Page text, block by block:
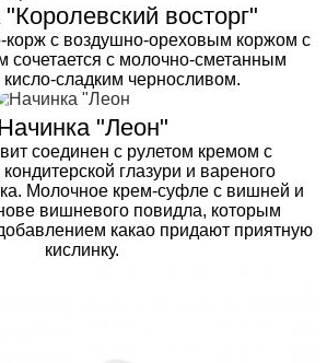
восторг"
корж с воздушно-ореховым коржом с
сочетается с молочно-сметанным
сладким черносливом.
"Леон"
соединен с рулетом кремом с
глазури и вареного
Молочное крем-суфле с вишней и
вишневого повидла, которым
какао придают приятную
кислинку.